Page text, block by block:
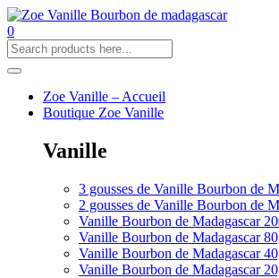
0
Zoe Vanille – Accueil
Boutique Zoe Vanille
Vanille
3 gousses de Vanille Bourbon de
2 gousses de Vanille Bourbon de
Vanille Bourbon de Madagascar
Vanille Bourbon de Madagascar
Vanille Bourbon de Madagascar
Vanille Bourbon de Madagascar